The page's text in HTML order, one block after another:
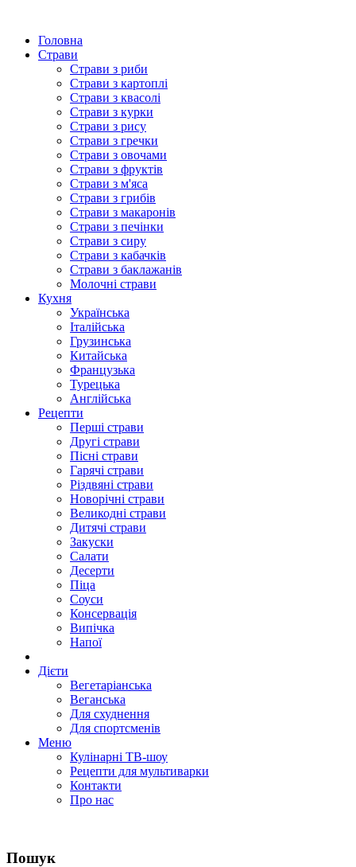
Головна
Страви
Страви з риби
Страви з картоплі
Страви з квасолі
Страви з курки
Страви з рису
Страви з гречки
Страви з овочами
Страви з фруктів
Страви з м'яса
Страви з грибів
Страви з макаронів
Страви з печінки
Страви з сиру
Страви з кабачків
Страви з баклажанів
Молочні страви
Кухня
Українська
Італійська
Грузинська
Китайська
Французька
Турецька
Англійська
Рецепти
Перші страви
Другі страви
Пісні страви
Гарячі страви
Різдвяні страви
Новорічні страви
Великодні страви
Дитячі страви
Закуски
Салати
Десерти
Піца
Соуси
Консервація
Випічка
Напої
Дієти
Вегетаріанська
Веганська
Для схуднення
Для спортсменів
Меню
Кулінарні ТВ-шоу
Рецепти для мультиварки
Контакти
Про нас
Пошук